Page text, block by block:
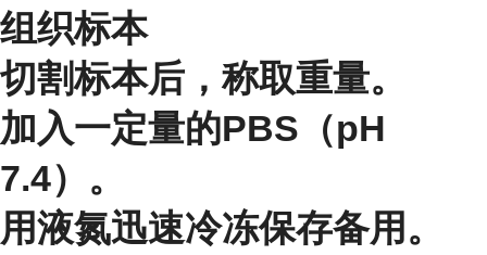
组织标本
切割标本后，称取重量。
加入一定量的PBS（pH
7.4）。
用液氮迅速冷冻保存备用。